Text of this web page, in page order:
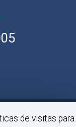
de visitas para